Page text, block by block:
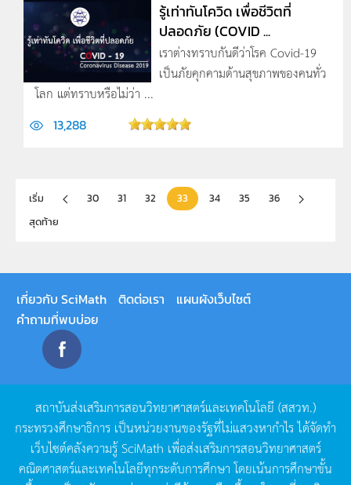
รู้เท่าทันโควิด เพื่อชีวิตที่
ปลอดภัย (COVID ...
เราต่างทราบกันดีว่าโรค Covid-19
เป็นภัยคุกคามด้านสุขภาพของคนทั่ว
โลก แต่ทราบหรือไม่ว่า ...
13,288
เริ่ม 30 31 32 33 34 35
36
สุดท้าย
เกี่ยวกับ SciMath ติดต่อเรา
แผนผังเว็บไซต์
คำถามที่พบบ่อย
สถาบันส่งเสริมการสอนวิทยาศาสตร์และเทคโนโลยี (สสวท.)
กระทรวงศึกษาธิการ เป็นหน่วยงานของรัฐที่ไม่แสวงหากำไรได้จัดทำ
เว็บไซต์คลังความรู้SciMath เพื่อส่งเสริมการสอนวิทยาศาสตร์
คณิตศาสตร์และเทคโนโลยีทุกระดับการศึกษา โดยเน้นการศึกษาขั้น